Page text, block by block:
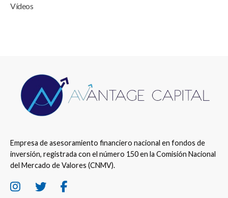
Vídeos
Empresa de asesoramiento financiero nacional en fondos de
inversión, registrada con el número 150 en la Comisión Nacional
del Mercado de Valores (CNMV).